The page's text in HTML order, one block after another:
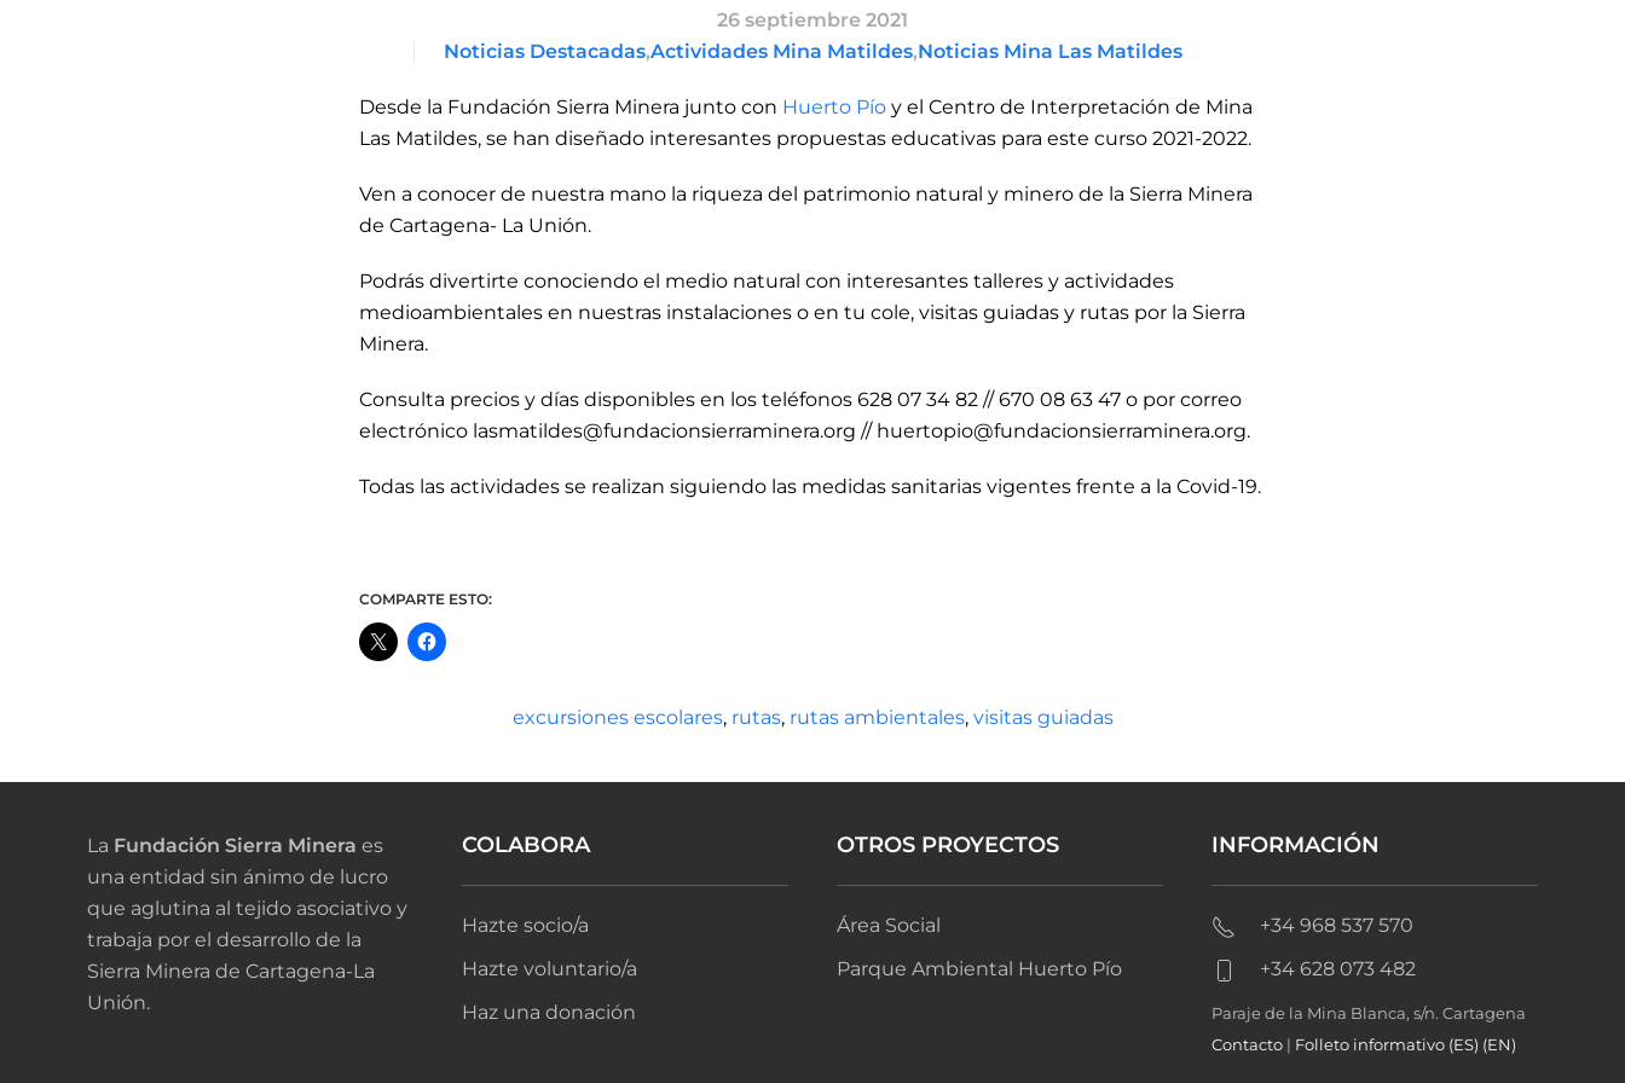
26 septiembre 2021
Noticias Destacadas,Actividades Mina Matildes,Noticias Mina Las Matildes
Desde la Fundación Sierra Minera junto con Huerto Pío y el Centro de Interpretación de Mina
Las Matildes, se han diseñado interesantes propuestas educativas para este curso 2021-2022.
Ven a conocer de nuestra mano la riqueza del patrimonio natural y minero de la Sierra Minera
de Cartagena- La Unión.
Podrás divertirte conociendo el medio natural con interesantes talleres y actividades
medioambientales en nuestras instalaciones o en tu cole, visitas guiadas y rutas por la Sierra
Minera.
Consulta precios y días disponibles en los teléfonos 628 07 34 82 // 670 08 63 47 o por correo
electrónico lasmatildes@fundacionsierraminera.org // huertopio@fundacionsierraminera.org.
Todas las actividades se realizan siguiendo las medidas sanitarias vigentes frente a la Covid-19.
COMPARTE ESTO:
excursiones escolares, rutas, rutas ambientales, visitas guiadas
La Fundación Sierra Minera es
una entidad sin ánimo de lucro
que aglutina al tejido asociativo y
trabaja por el desarrollo de la
Sierra Minera de Cartagena-La
Unión.
COLABORA
Hazte socio/a
Hazte voluntario/a
Haz una donación
OTROS PROYECTOS
Área Social
Parque Ambiental Huerto Pío
INFORMACIÓN
+34 968 537 570
+34 628 073 482
Paraje de la Mina Blanca, s/n. Cartagena
Contacto | Folleto informativo (ES) (EN)